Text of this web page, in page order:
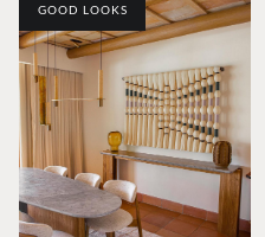
GOOD LOOKS